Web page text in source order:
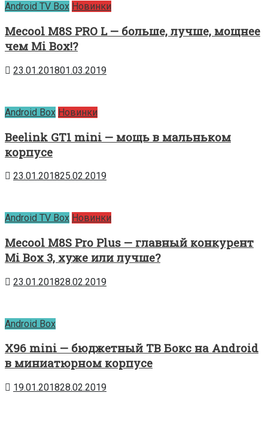
Android TV Box Новинки
Mecool M8S PRO L — больше, лучше, мощнее
чем Mi Box!?
23.01.201801.03.2019
Android Box Новинки
Beelink GT1 mini — мощь в мальньком
корпусе
23.01.201825.02.2019
Android TV Box Новинки
Mecool M8S Pro Plus — главный конкурент
Mi Box 3, хуже или лучше?
23.01.201828.02.2019
Android Box
X96 mini — бюджетный ТВ Бокс на Android
в миниатюрном корпусе
19.01.201828.02.2019